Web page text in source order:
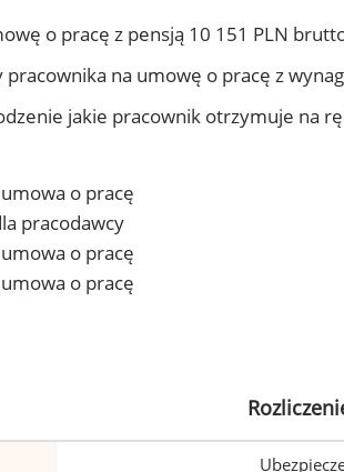
o pracę z pensją 10 151 PLN
pracownika na umowę o pracę z
jakie pracownik otrzymuje na
o pracę
pracodawcy
o pracę
o pracę